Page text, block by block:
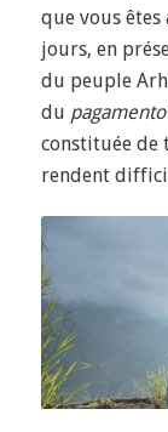
que vous
jours, en
du peuple
du pagamento
constituée de
rendent